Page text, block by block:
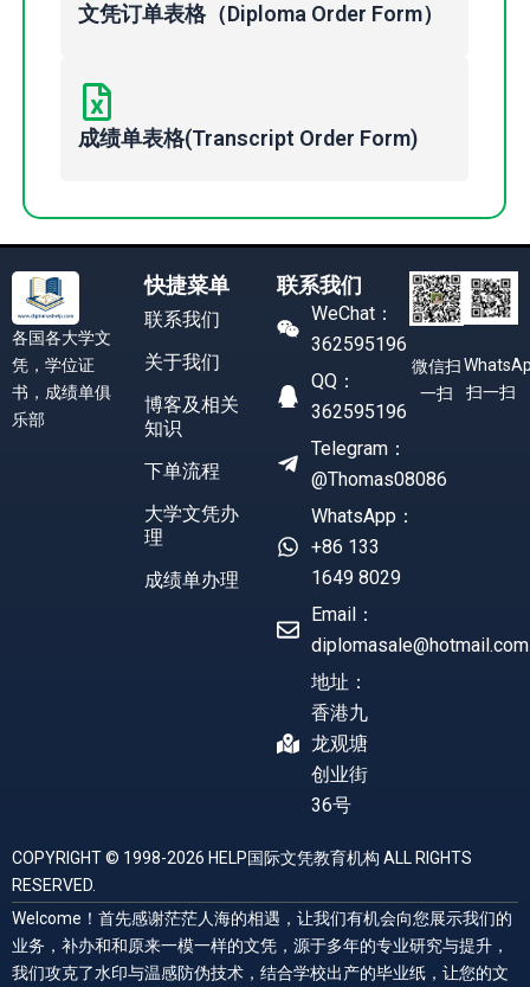
文凭订单表格（Diploma Order Form）
成绩单表格(Transcript Order Form)
各国各大学文
凭，学位证
书，成绩单俱
乐部
快捷菜单
联系我们
关于我们
博客及相关
知识
下单流程
大学文凭办
理
成绩单办理
联系我们
WeChat：
362595196
QQ：
362595196
Telegram：
@Thomas08086
WhatsApp：
+86 133
1649 8029
Email：
diplomasale@hotmail.com
地址：
香港九
龙观塘
创业街
36号
微信扫
一扫
扫一扫
COPYRIGHT © 1998-2026 HELP国际文凭教育机构 ALL RIGHTS
RESERVED.
Welcome！首先感谢茫茫人海的相遇，让我们有机会向您展示我们的
业务，补办和和原来一模一样的文凭，源于多年的专业研究与提升，
我们攻克了水印与温感防伪技术，结合学校出产的毕业纸，让您的文